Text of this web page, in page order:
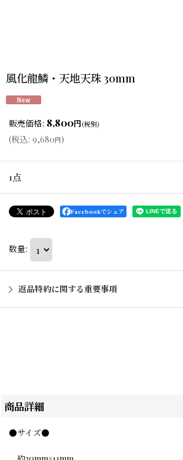
風化龍鱗・天地天珠 30mm
販売価格: 8,800円(税別)
(税込: 9,680円)
1点
Facebookでシェア
数量:
返品特約に関する重要事項
商品詳細
●サイズ●